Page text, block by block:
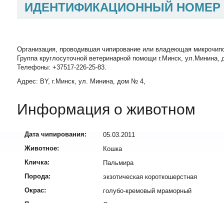
ИДЕНТИФИКАЦИОННЫЙ
Организация, проводившая чипирование или владеющая
Группа круглосуточной ветеринарной помощи г.Минск,
Телефоны: +37517-226-25-83.
Адрес: BY, г.Минск, ул. Минина, дом № 4,
Информация о животном
Дата чипирования:
05.03.2011
Животное:
Кошка
Кличка:
Пальмира
Порода:
экзотическая короткошерстная
Окрас:
голубо-кремовый мраморный